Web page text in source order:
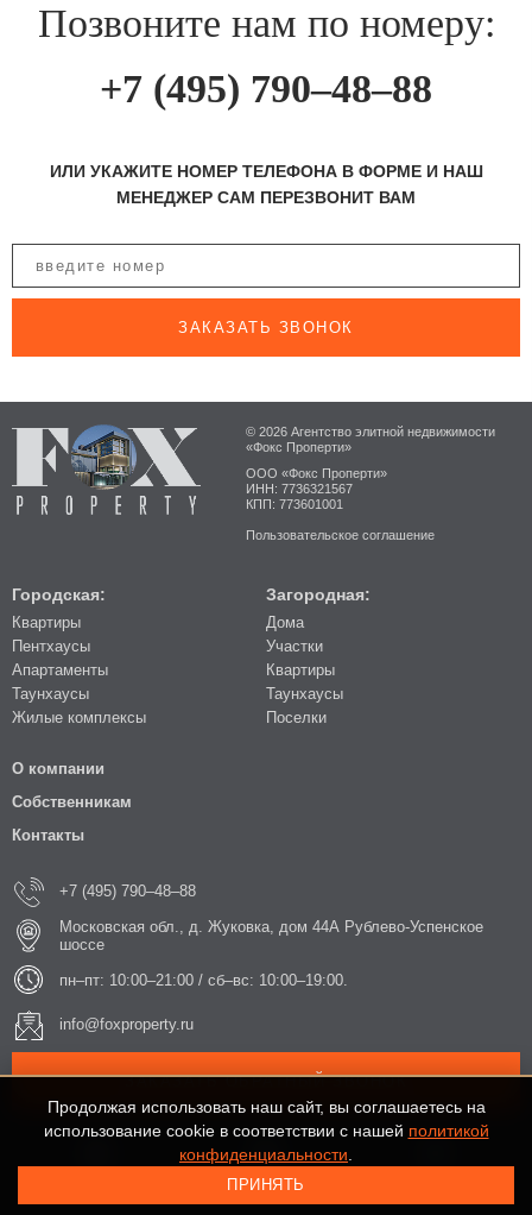
Позвоните нам по номеру:
+7 (495) 790–48–88
ИЛИ УКАЖИТЕ НОМЕР ТЕЛЕФОНА В ФОРМЕ И НАШ
МЕНЕДЖЕР САМ ПЕРЕЗВОНИТ ВАМ
ЗАКАЗАТЬ ЗВОНОК
© 2026 Агентство элитной недвижимости
«Фокс Проперти»
ООО «Фокс Проперти»
ИНН: 7736321567
КПП: 773601001
Пользовательское соглашение
Городская:
Квартиры
Пентхаусы
Апартаменты
Таунхаусы
Жилые комплексы
Загородная:
Дома
Участки
Квартиры
Таунхаусы
Поселки
О компании
Собственникам
Контакты
+7 (495) 790–48–88
Московская обл., д. Жуковка, дом 44А Рублево-Успенское
шоссе
пн–пт: 10:00–21:00 / сб–вс: 10:00–19:00.
info@foxproperty.ru
ЗАКАЗАТЬ ОБРАТНЫЙ ЗВОНОК
Продолжая использовать наш сайт, вы соглашаетесь на
использование cookie в соответствии с нашей политикой
конфиденциальности
ПРИНЯТЬ